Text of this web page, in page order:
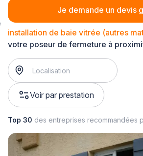
Je demande un devis
installation de baie vitrée (autres
votre poseur de fermeture à
Voir par prestation
Top 30 des entreprises recommandées